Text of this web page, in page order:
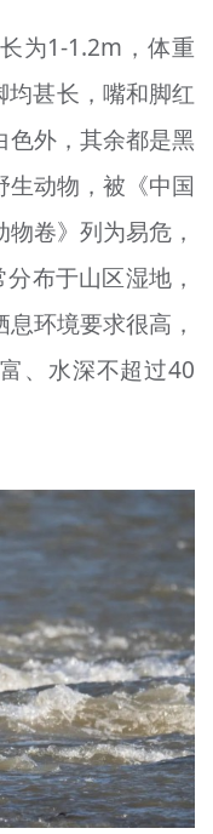
为1-1.2m，体重
甚长，嘴和脚红
色外，其余都是黑
动物，被《中国
卷》列为易危，
布于山区湿地，
环境要求很高，
、水深不超过40